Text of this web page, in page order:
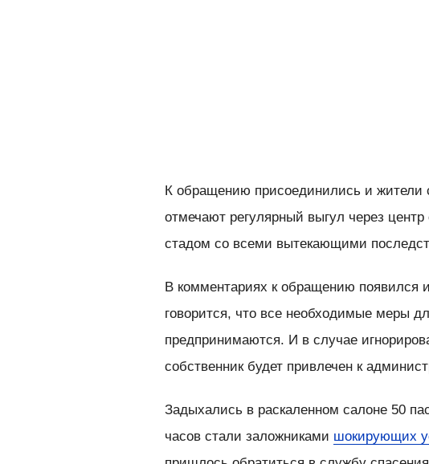
К обращению присоединились и жители
отмечают регулярный выгул через
стадом со всеми вытекающими
В комментариях к обращению появился
говорится, что все необходимые меры
предпринимаются. И в случае
собственник будет привлечен к
Задыхались в раскаленном салоне 50
часов стали заложниками шокирующих